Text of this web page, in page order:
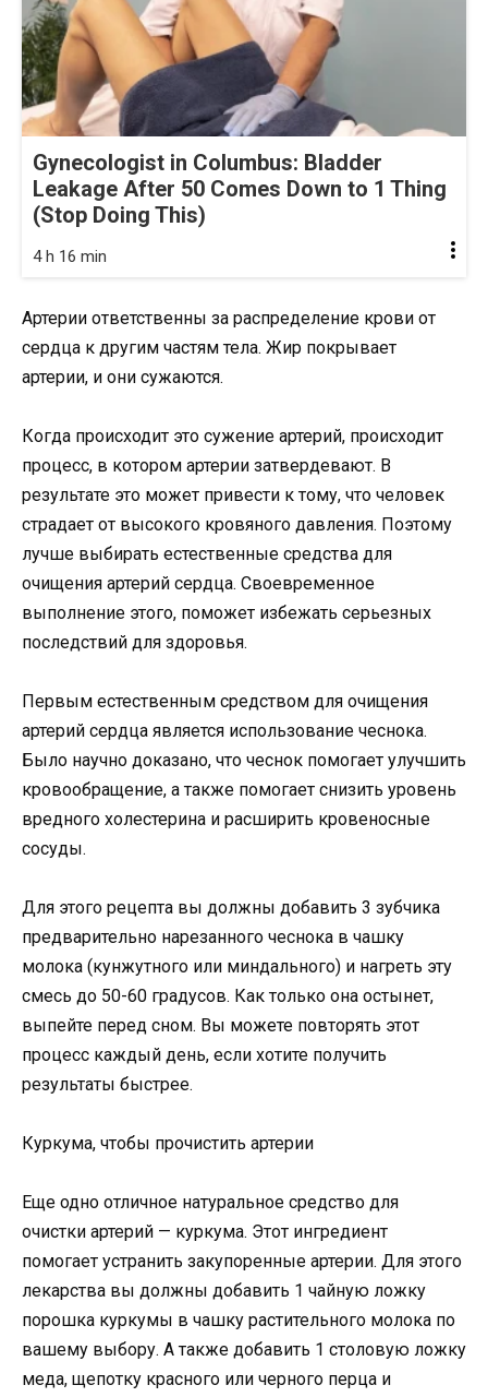
Gynecologist in Columbus: Bladder
Leakage After 50 Comes Down to 1 Thing
(Stop Doing This)
4 h 16 min
Артерии ответственны за распределение крови от
сердца к другим частям тела. Жир покрывает
артерии, и они сужаются.
Когда происходит это сужение артерий, происходит
процесс, в котором артерии затвердевают. В
результате это может привести к тому, что человек
страдает от высокого кровяного давления. Поэтому
лучше выбирать естественные средства для
очищения артерий сердца. Своевременное
выполнение этого, поможет избежать серьезных
последствий для здоровья.
Первым естественным средством для очищения
артерий сердца является использование чеснока.
Было научно доказано, что чеснок помогает улучшить
кровообращение, а также помогает снизить уровень
вредного холестерина и расширить кровеносные
сосуды.
Для этого рецепта вы должны добавить 3 зубчика
предварительно нарезанного чеснока в чашку
молока (кунжутного или миндального) и нагреть эту
смесь до 50-60 градусов. Как только она остынет,
выпейте перед сном. Вы можете повторять этот
процесс каждый день, если хотите получить
результаты быстрее.
Куркума, чтобы прочистить артерии
Еще одно отличное натуральное средство для
очистки артерий — куркума. Этот ингредиент
помогает устранить закупоренные артерии. Для этого
лекарства вы должны добавить 1 чайную ложку
порошка куркумы в чашку растительного молока по
вашему выбору. А также добавить 1 столовую ложку
меда, щепотку красного или черного перца и